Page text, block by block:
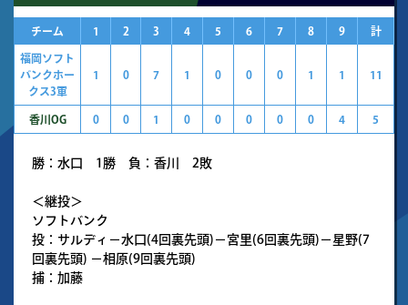
チーム 1 2 3 4 5 6 7 8 9 計
福岡ソフト
バンクホー
クス3軍
1 0 7 1 0 0 0 1 1 11
香川OG 0 0 1 0 0 0 0 0 4 5
勝：水口 1勝 負：香川 2敗
＜継投＞
ソフトバンク
投：サルディ－水口(4回裏先頭)－宮里(6回裏先頭)－星野(7
回裏先頭) －相原(9回裏先頭)
捕：加藤